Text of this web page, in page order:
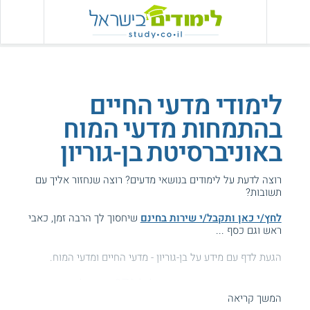
לימודי מדעי החיים
בהתמחות מדעי המוח
באוניברסיטת בן-גוריון
רוצה לדעת על לימודים בנושאי מדעים? רוצה שנחזור אליך עם
תשובות?
לחץ/י כאן ותקבל/י שירות בחינם שיחסוך לך הרבה זמן, כאבי
ראש וגם כסף ...
הגעת לדף עם מידע על בן-גוריון - מדעי החיים ומדעי המוח.
עזרנו גם לך? דרג אותנו:המשך קריאה